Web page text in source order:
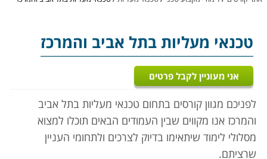
טכנאי מעליותבתל אביב והמרכז
אני מעוניין לקבל פרטים
לפניכם מגוון קורסים בתחום טכנאי מעליות בתל אביב
והמרכז אנו מקווים שבין העמודים הבאים תוכלו למצוא
מסלולי לימוד שיתאימו בדיוק לצרכים ולתחומי העניין
שרציתם.